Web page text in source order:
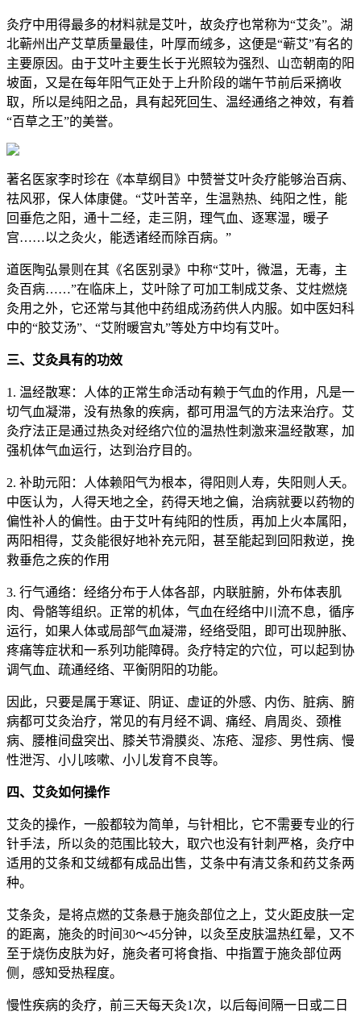
灸疗中用得最多的材料就是艾叶，故灸疗也常称为“艾灸”。湖
北蕲州出产艾草质量最佳，叶厚而绒多，这便是“蕲艾”有名的
主要原因。由于艾叶主要生长于光照较为强烈、山峦朝南的阳
坡面，又是在每年阳气正处于上升阶段的端午节前后采摘收
取，所以是纯阳之品，具有起死回生、温经通络之神效，有着
“百草之王”的美誉。
著名医家李时珍在《本草纲目》中赞誉艾叶灸疗能够治百病、
祛风邪，保人体康健。“艾叶苦辛，生温熟热、纯阳之性，能
回垂危之阳，通十二经，走三阴，理气血、逐寒湿，暖子
宫……以之灸火，能透诸经而除百病。”
道医陶弘景则在其《名医别录》中称“艾叶，微温，无毒，主
灸百病……”在临床上，艾叶除了可加工制成艾条、艾炷燃烧
灸用之外，它还常与其他中药组成汤药供人内服。如中医妇科
中的“胶艾汤”、“艾附暖宫丸”等处方中均有艾叶。
三、艾灸具有的功效
1. 温经散寒：人体的正常生命活动有赖于气血的作用，凡是一
切气血凝滞，没有热象的疾病，都可用温气的方法来治疗。艾
灸疗法正是通过热灸对经络穴位的温热性刺激来温经散寒，加
强机体气血运行，达到治疗目的。
2. 补助元阳：人体赖阳气为根本，得阳则人寿，失阳则人夭。
中医认为，人得天地之全，药得天地之偏，治病就要以药物的
偏性补人的偏性。由于艾叶有纯阳的性质，再加上火本属阳，
两阳相得，艾灸能很好地补充元阳，甚至能起到回阳救逆，挽
救垂危之疾的作用
3. 行气通络：经络分布于人体各部，内联脏腑，外布体表肌
肉、骨骼等组织。正常的机体，气血在经络中川流不息，循序
运行，如果人体或局部气血凝滞，经络受阻，即可出现肿胀、
疼痛等症状和一系列功能障碍。灸疗特定的穴位，可以起到协
调气血、疏通经络、平衡阴阳的功能。
因此，只要是属于寒证、阴证、虚证的外感、内伤、脏病、腑
病都可艾灸治疗，常见的有月经不调、痛经、肩周炎、颈椎
病、腰椎间盘突出、膝关节滑膜炎、冻疮、湿疹、男性病、慢
性泄泻、小儿咳嗽、小儿发育不良等。
四、艾灸如何操作
艾灸的操作，一般都较为简单，与针相比，它不需要专业的行
针手法，所以灸的范围比较大，取穴也没有针刺严格，灸疗中
适用的艾条和艾绒都有成品出售，艾条中有清艾条和药艾条两
种。
艾条灸，是将点燃的艾条悬于施灸部位之上，艾火距皮肤一定
的距离，施灸的时间30～45分钟，以灸至皮肤温热红晕，又不
至于烧伤皮肤为好，施灸者可将食指、中指置于施灸部位两
侧，感知受热程度。
慢性疾病的灸疗，前三天每天灸1次，以后每间隔一日或二日